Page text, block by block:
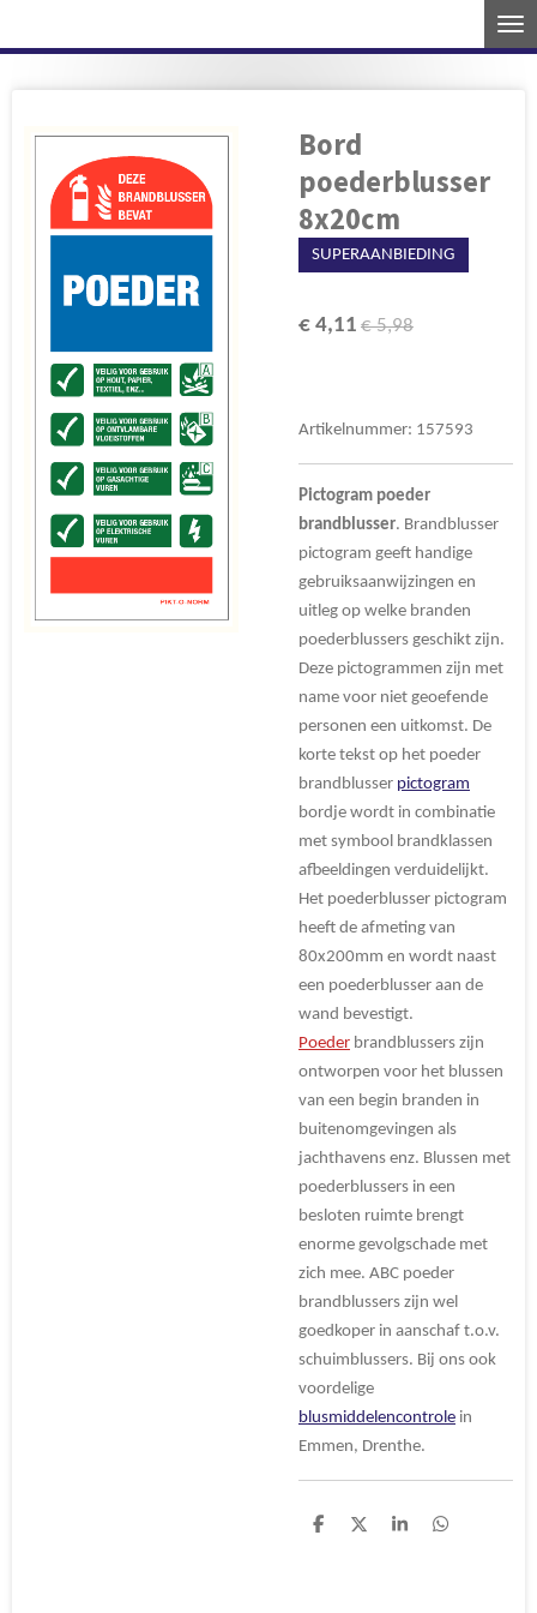
direct
hoofdinhoud
Bord
poederblusser
8x20cm
SUPERAANBIEDING
€ 4,11 € 5,98
Artikelnummer: 157593
Pictogram poeder
brandblusser. Brandblusser
pictogram geeft handige
gebruiksaanwijzingen en
uitleg op welke branden
poederblussers geschikt zijn.
Deze pictogrammen zijn met
name voor niet geoefende
personen een uitkomst. De
korte tekst op het poeder
brandblusser pictogram
bordje wordt in combinatie
met symbool brandklassen
afbeeldingen verduidelijkt.
Het poederblusser pictogram
heeft de afmeting van
80x200mm en wordt naast
een poederblusser aan de
wand bevestigt.
Poeder brandblussers zijn
ontworpen voor het blussen
van een begin branden in
buitenomgevingen als
jachthavens enz. Blussen met
poederblussers in een
besloten ruimte brengt
enorme gevolgschade met
zich mee. ABC poeder
brandblussers zijn wel
goedkoper in aanschaf t.o.v.
schuimblussers. Bij ons ook
voordelige
blusmiddelencontrole in
Emmen, Drenthe.
D
D
S
D